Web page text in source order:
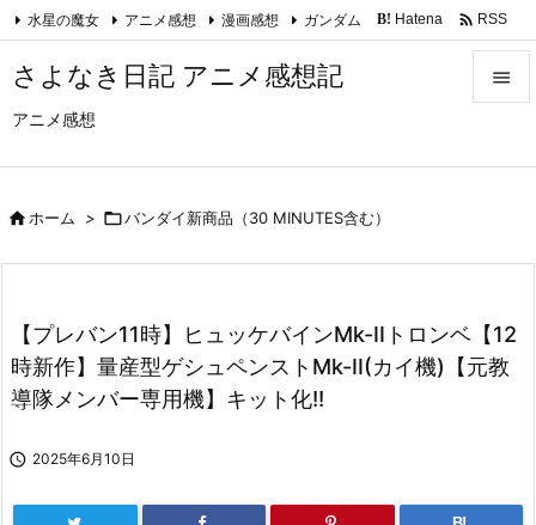
さよなき日記 アニメ感想記
アニメ感想

次へ

水星の魔女 アニメ感想 漫画感想 ガンダム B! Hatena  RSS
ホーム > バンダイ新商品（30 MINUTES含む）
【プレバン11時】ヒュッケバインMk-IIトロンベ【12
時新作】量産型ゲシュペンストMk-II(カイ機)【元教
導隊メンバー専用機】キット化!!
 2025年6月10日